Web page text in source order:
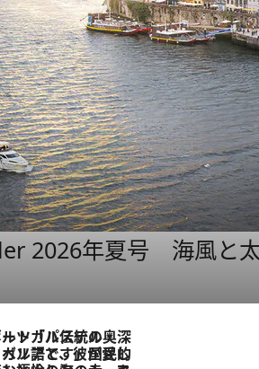
2026年夏号 海風と